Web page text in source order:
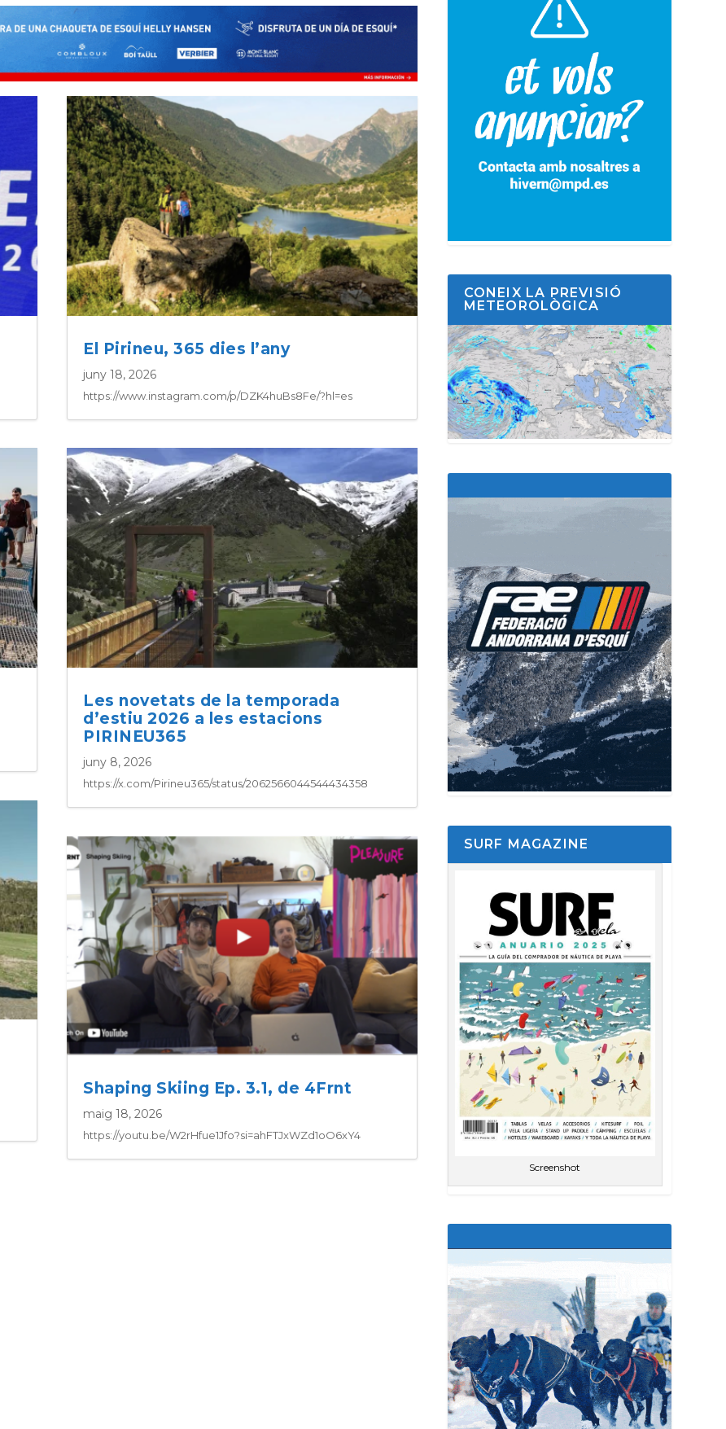
El Pirineu, 365 dies l’any
juny 18, 2026
https://www.instagram.com/p/DZK4huBs8Fe/?hl=es
Les novetats de la temporada
d’estiu 2026 a les estacions
PIRINEU365
juny 8, 2026
https://x.com/Pirineu365/status/2062566044544434358
Shaping Skiing Ep. 3.1, de 4Frnt
maig 18, 2026
https://youtu.be/W2rHfue1Jfo?si=ahFTJxWZd1oO6xY4
CONEIX LA PREVISIÓ
METEOROLÒGICA
SURF MAGAZINE
Screenshot